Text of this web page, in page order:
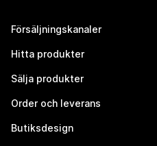
Försäljningskanaler
Hitta produkter
Sälja produkter
Order och leverans
Butiksdesign